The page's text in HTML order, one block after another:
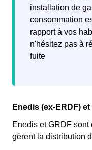
installation de
consommation
rapport à vos
n'hésitez pas à
fuite
Enedis (ex-ERDF)
Enedis et GRDF sont
gèrent la distribution